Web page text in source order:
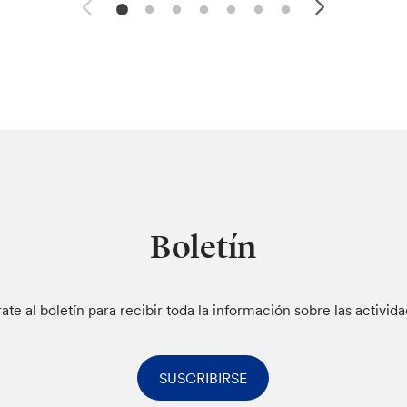
Boletín
al boletín para recibir toda la información sobre las
SUSCRIBIRSE